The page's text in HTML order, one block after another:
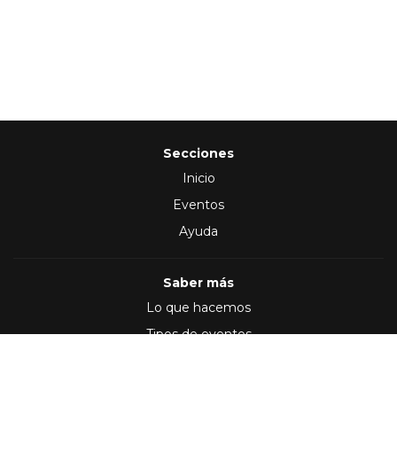
Secciones
Inicio
Eventos
Ayuda
Saber más
Lo que hacemos
Tipos de eventos